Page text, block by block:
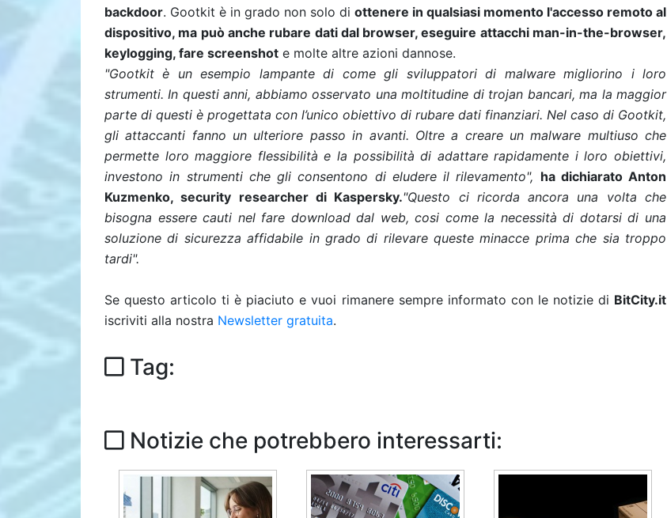
backdoor. Gootkit è in grado non solo di ottenere in qualsiasi momento l'accesso remoto al
dispositivo, ma può anche rubare dati dal browser, eseguire attacchi man-in-the-browser,
keylogging, fare screenshot e molte altre azioni dannose.
"Gootkit è un esempio lampante di come gli sviluppatori di malware migliorino i loro
strumenti. In questi anni, abbiamo osservato una moltitudine di trojan bancari, ma la maggior
parte di questi è progettata con l’unico obiettivo di rubare dati finanziari. Nel caso di Gootkit,
gli attaccanti fanno un ulteriore passo in avanti. Oltre a creare un malware multiuso che
permette loro maggiore flessibilità e la possibilità di adattare rapidamente i loro obiettivi,
investono in strumenti che gli consentono di eludere il rilevamento", ha dichiarato Anton
Kuzmenko, security researcher di Kaspersky."Questo ci ricorda ancora una volta che
bisogna essere cauti nel fare download dal web, cosi come la necessità di dotarsi di una
soluzione di sicurezza affidabile in grado di rilevare queste minacce prima che sia troppo
tardi".
Se questo articolo ti è piaciuto e vuoi rimanere sempre informato con le notizie di BitCity.it
iscriviti alla nostra Newsletter gratuita.
Tag:
Notizie che potrebbero interessarti: